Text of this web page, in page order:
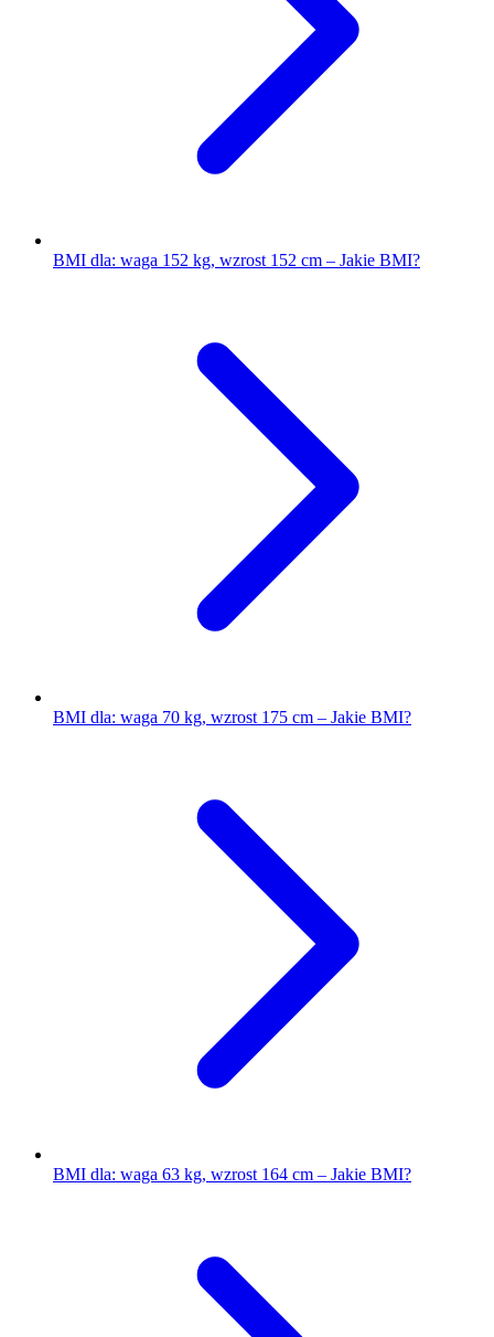
BMI dla: waga 152 kg, wzrost 152 cm – Jakie BMI?
BMI dla: waga 70 kg, wzrost 175 cm – Jakie BMI?
BMI dla: waga 63 kg, wzrost 164 cm – Jakie BMI?